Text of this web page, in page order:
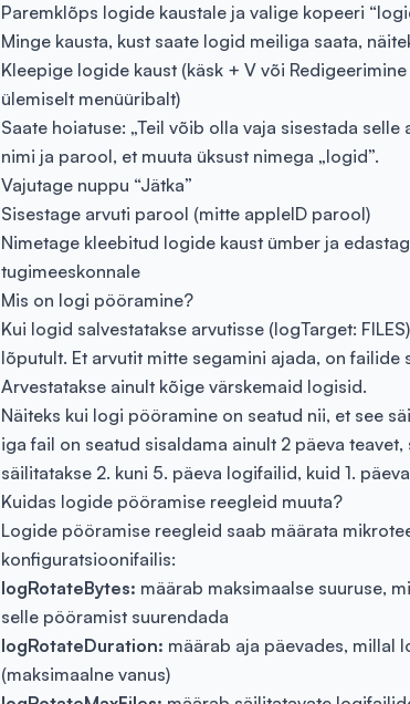
Paremklõps logide kaustale ja valige kopeeri
Minge kausta, kust saate logid meiliga saata,
Kleepige logide kaust (käsk + V või
ülemiselt menüüribalt)
Saate hoiatuse: „Teil võib olla vaja sisestada
nimi ja parool, et muuta üksust nimega „logid”.
Vajutage nuppu “Jätka”
Sisestage arvuti parool (mitte appleID parool)
Nimetage kleebitud logide kaust ümber ja
tugimeeskonnale
Mis on logi pööramine?
Kui logid salvestatakse arvutisse (​logTarget:
lõputult. Et arvutit mitte segamini ajada, on failide
Arvestatakse ainult kõige värskemaid logisid.
Näiteks kui logi pööramine on seatud nii, et see
iga fail on seatud sisaldama ainult 2 päeva teavet,
säilitatakse 2. kuni 5. päeva logifailid, kuid 1.
Kuidas logide pööramise reegleid muuta?
Logide pööramise reegleid saab määrata
konfiguratsioonifailis:
logRotateBytes: määrab maksimaalse suuruse,
selle pööramist suurendada
logRotateDuration: määrab aja päevades, millal
(maksimaalne vanus)